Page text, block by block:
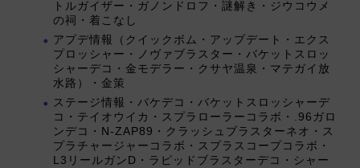
トルガイザー・ガノンドロフ・謎解き・ジウコウメ
の祠・着こなし
アプデ情報（クイックボム・アップデート・エクス
プロッシャー・ノヴァブラスター・バケットスロッ
シャーデコ・金モデラー・クサヤ温泉・マテガイ放
水路）・金策
ステージ情報・バケデコ・バケットスロッシャーデ
コ・テイオウイカ・スプラローラーコラボ・.96ガロ
ンデコ・N-ZAP89・クラッシュブラスターネオ・ス
プラチャージャーコラボ・スプラスコープコラボ・
L3リールガンD・ラピッドブラスターデコ・シャー